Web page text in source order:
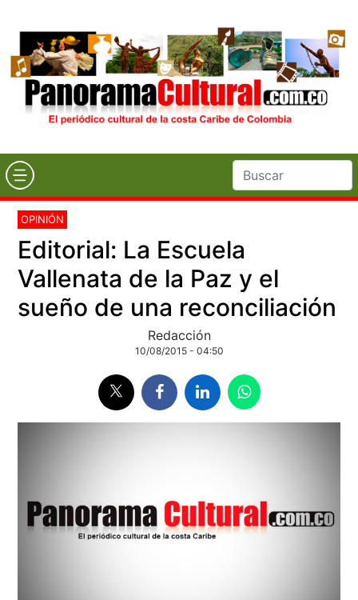
OPINIÓN
Editorial: La Escuela
Vallenata de la Paz y el
sueño de una reconciliación
Redacción
10/08/2015 - 04:50